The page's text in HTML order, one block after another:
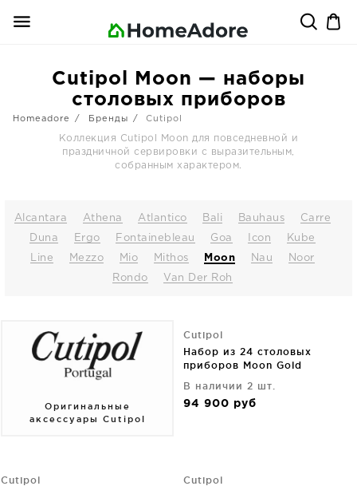
Cutipol Moon — наборы
столовых приборов
Homeadore Бренды Cutipol
Коллекция Cutipol Moon для повседневной и
праздничной сервировки с выразительным,
собранным характером.
Alcantara Athena Atlantico Bali Bauhaus Carre
Duna Ergo Fontainebleau Goa Icon Kube
Line Mezzo Mio Mithos Moon Nau Noor
Rondo Van Der Roh
Оригинальные
аксессуары Cutipol
Cutipol
Набор из 24 столовых
приборов Moon Gold
В наличии 2 шт.
94 900 руб
Cutipol
Cutipol